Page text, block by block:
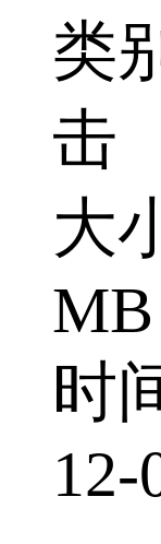
类
击
大
MB
时
12-